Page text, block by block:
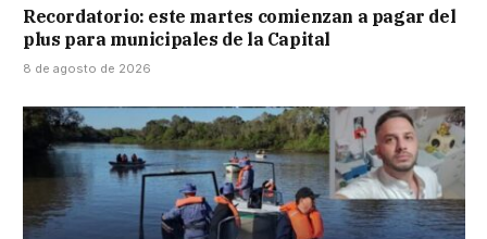
Recordatorio: este martes comienzan a pagar del
plus para municipales de la Capital
8 de agosto de 2026